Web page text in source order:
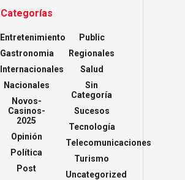
Categorías
Entretenimiento
Gastronomia
Internacionales
Nacionales
Novos-
Casinos-
2025
Opinión
Política
Post
Public
Regionales
Salud
Sin
Categoría
Sucesos
Tecnología
Telecomunicaciones
Turismo
Uncategorized